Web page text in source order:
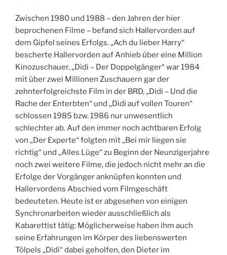
Zwischen 1980 und 1988 – den Jahren der hier
beprochenen Filme – befand sich Hallervorden auf
dem Gipfel seines Erfolgs. „Ach du lieber Harry“
bescherte Hallervorden auf Anhieb über eine Million
Kinozuschauer, „Didi – Der Doppelgänger“ war 1984
mit über zwei Millionen Zuschauern gar der
zehnterfolgreichste Film in der BRD, „Didi – Und die
Rache der Enterbten“ und „Didi auf vollen Touren“
schlossen 1985 bzw. 1986 nur unwesentlich
schlechter ab. Auf den immer noch achtbaren Erfolg
von „Der Experte“ folgten mit „Bei mir liegen sie
richtig“ und „Alles Lüge“ zu Beginn der Neunzigerjahre
noch zwei weitere Filme, die jedoch nicht mehr an die
Erfolge der Vorgänger anknüpfen konnten und
Hallervordens Abschied vom Filmgeschäft
bedeuteten. Heute ist er abgesehen von einigen
Synchronarbeiten wieder ausschließlich als
Kabarettist tätig: Möglicherweise haben ihm auch
seine Erfahrungen im Körper des liebenswerten
Tölpels „Didi“ dabei geholfen, den Dieter im